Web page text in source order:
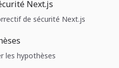
Next.js
de sécurité Next.js
les hypothèses